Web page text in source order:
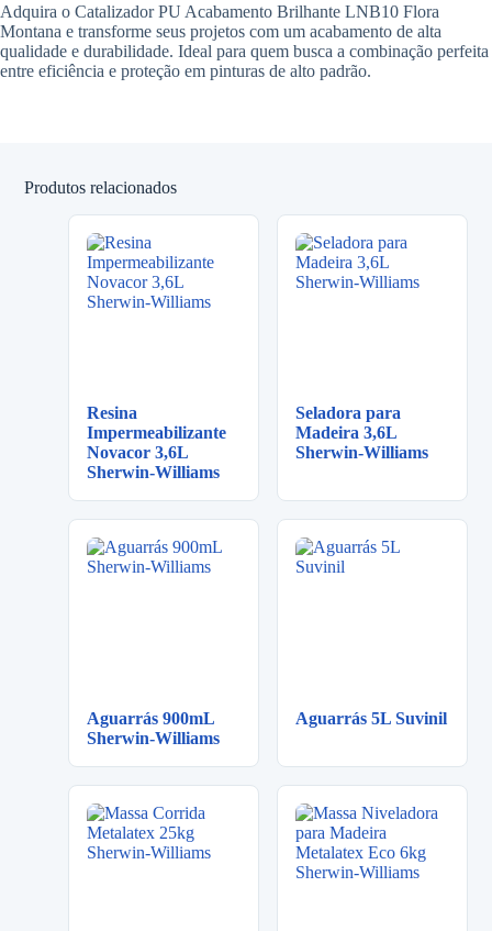
Adquira o Catalizador PU Acabamento Brilhante LNB10 Flora
Montana e transforme seus projetos com um acabamento de alta
qualidade e durabilidade. Ideal para quem busca a combinação perfeita
entre eficiência e proteção em pinturas de alto padrão.
Produtos relacionados
Resina
Impermeabilizante
Novacor 3,6L
Sherwin-Williams
Seladora para
Madeira 3,6L
Sherwin-Williams
Aguarrás 900mL
Sherwin-Williams
Aguarrás 5L Suvinil